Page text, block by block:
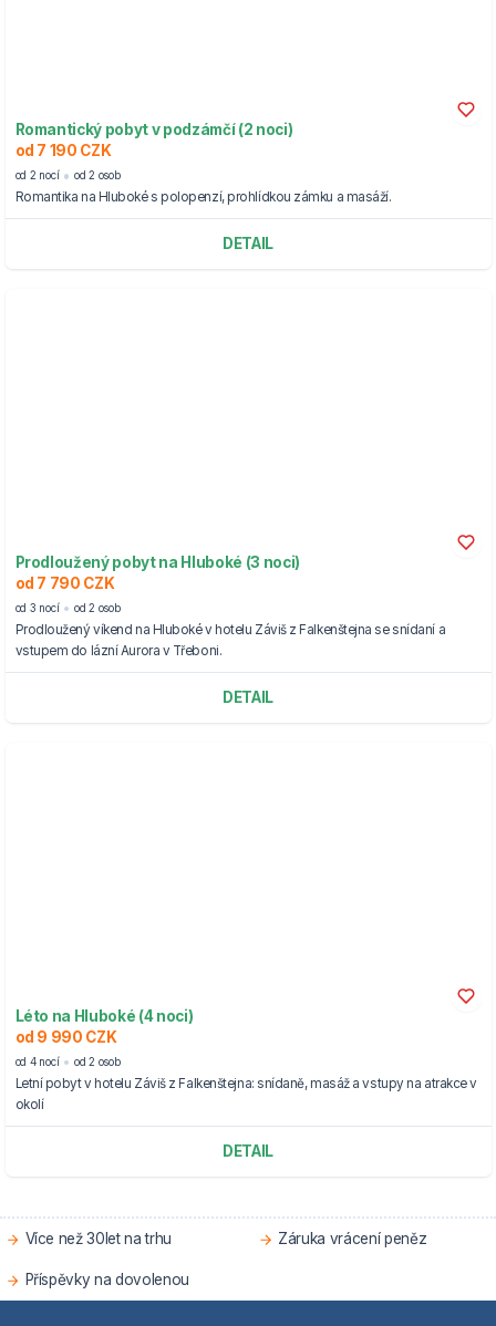
Romantický pobyt v podzámčí (2 noci)
od 7 190 CZK
od 2 nocí od 2 osob
Romantika na Hluboké s polopenzí, prohlídkou zámku a masáží.
DETAIL
Prodloužený pobyt na Hluboké (3 noci)
od 7 790 CZK
od 3 nocí od 2 osob
Prodloužený víkend na Hluboké v hotelu Záviš z Falkenštejna se snídaní a
vstupem do lázní Aurora v Třeboni.
DETAIL
Léto na Hluboké (4 noci)
od 9 990 CZK
od 4 nocí od 2 osob
Letní pobyt v hotelu Záviš z Falkenštejna: snídaně, masáž a vstupy na atrakce v
okolí
DETAIL
Více než 30let na trhu Záruka vrácení peněz
Příspěvky na dovolenou